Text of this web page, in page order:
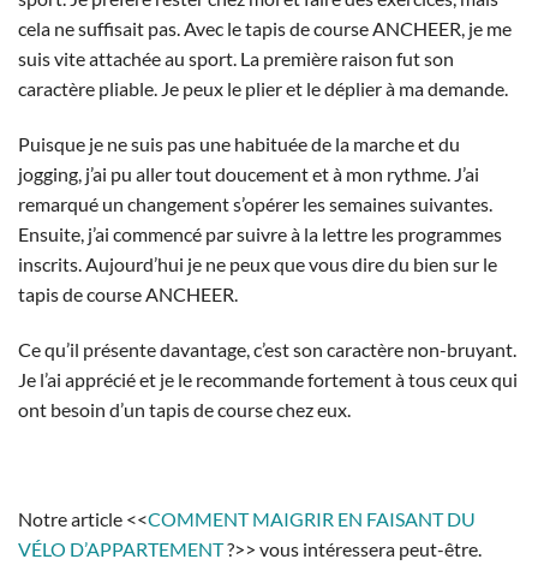
cela ne suffisait pas. Avec le tapis de course ANCHEER, je me
suis vite attachée au sport. La première raison fut son
caractère pliable. Je peux le plier et le déplier à ma demande.
Puisque je ne suis pas une habituée de la marche et du
jogging, j’ai pu aller tout doucement et à mon rythme. J’ai
remarqué un changement s’opérer les semaines suivantes.
Ensuite, j’ai commencé par suivre à la lettre les programmes
inscrits. Aujourd’hui je ne peux que vous dire du bien sur le
tapis de course ANCHEER.
Ce qu’il présente davantage, c’est son caractère non-bruyant.
Je l’ai apprécié et je le recommande fortement à tous ceux qui
ont besoin d’un tapis de course chez eux.
Notre article <<COMMENT MAIGRIR EN FAISANT DU
VÉLO D’APPARTEMENT?>> vous intéressera peut-être.